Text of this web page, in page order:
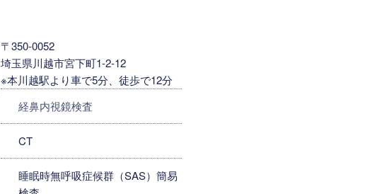
〒350-0052
埼玉県川越市宮下町1-2-12
※本川越駅より車で5分、徒歩で12分
経鼻内視鏡検査
CT
睡眠時無呼吸症候群（SAS）簡易